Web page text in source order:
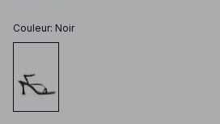
Couleur: Noir